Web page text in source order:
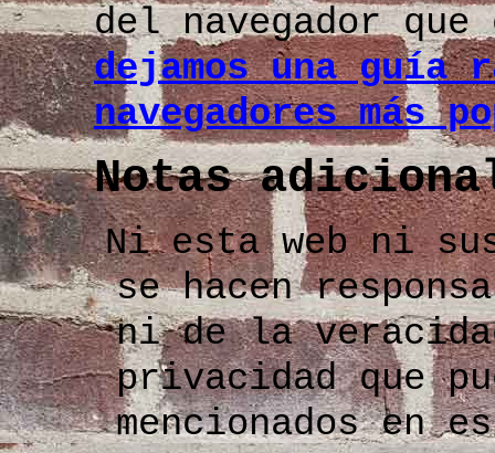
del navegador
dejamos una guía
navegadores más
Notas
Ni esta web ni
se hacen
ni de la
privacidad que
mencionados